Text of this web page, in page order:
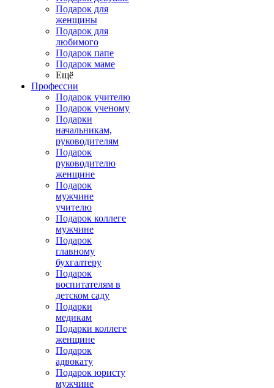
Подарок для
женщины
Подарок для
любимого
Подарок папе
Подарок маме
Ещё
Профессии
Подарок учителю
Подарок ученому
Подарки
начальникам,
руководителям
Подарок
руководителю
женщине
Подарок
мужчине
учителю
Подарок коллеге
мужчине
Подарок
главному
бухгалтеру
Подарок
воспитателям в
детском саду
Подарки
медикам
Подарки коллеге
женщине
Подарок
адвокату
Подарок юристу
мужчине